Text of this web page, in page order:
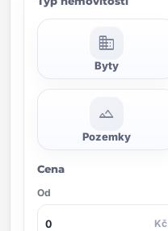
domain
Byty
landscape
Pozemky
Cena
Od
Kč